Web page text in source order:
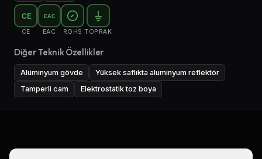
CE
CE
EAC
EAC ROHS TOPRAK
Diğer Teknik Özellikler
Alüminyum gövde
Yüksek saflıkta aluminyum reflektör
Tamperli cam
Elektrostatik toz boya